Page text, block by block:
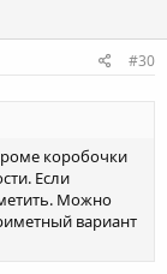
#30
коробочки
Если
Можно
вариант